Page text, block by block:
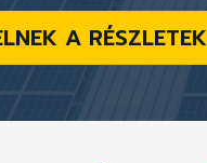
A RÉSZLETEK